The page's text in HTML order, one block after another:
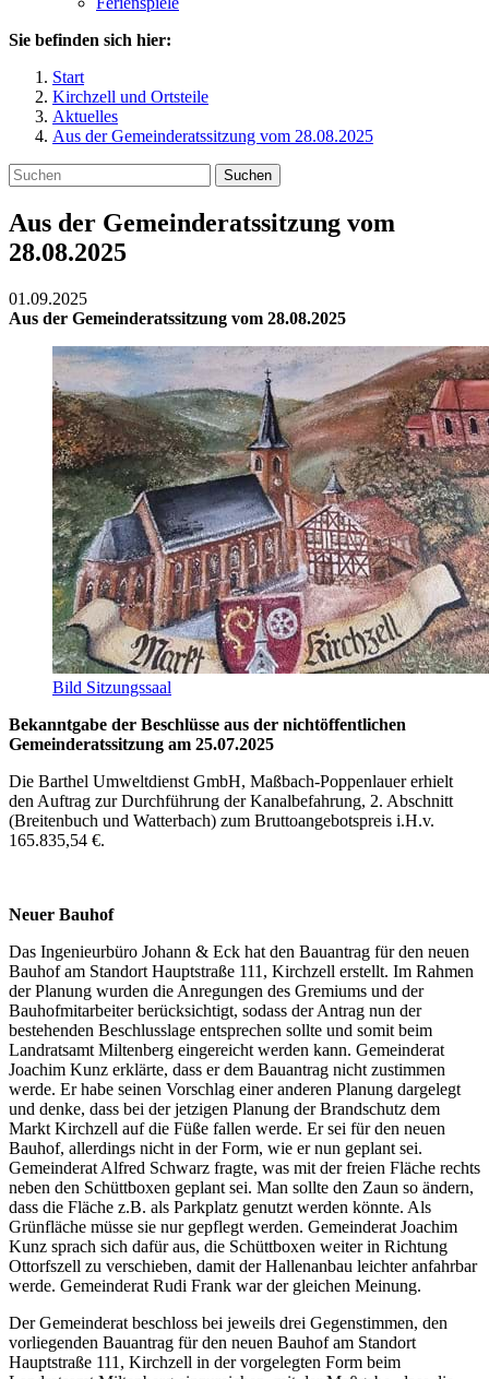
Sie befinden sich hier:
Start
Kirchzell und Ortsteile
Aktuelles
Aus der Gemeinderatssitzung vom 28.08.2025
Suchen
Aus der Gemeinderatssitzung vom
28.08.2025
01.09.2025
Aus der Gemeinderatssitzung vom 28.08.2025
Bild Sitzungssaal
Bekanntgabe der Beschlüsse aus der nichtöffentlichen
Gemeinderatssitzung am 25.07.2025
Die Barthel Umweltdienst GmbH, Maßbach-Poppenlauer erhielt
den Auftrag zur Durchführung der Kanalbefahrung, 2. Abschnitt
(Breitenbuch und Watterbach) zum Bruttoangebotspreis i.H.v.
165.835,54 €.
Neuer Bauhof
Das Ingenieurbüro Johann & Eck hat den Bauantrag für den neuen
Bauhof am Standort Hauptstraße 111, Kirchzell erstellt. Im Rahmen
der Planung wurden die Anregungen des Gremiums und der
Bauhofmitarbeiter berücksichtigt, sodass der Antrag nun der
bestehenden Beschlusslage entsprechen sollte und somit beim
Landratsamt Miltenberg eingereicht werden kann. Gemeinderat
Joachim Kunz erklärte, dass er dem Bauantrag nicht zustimmen
werde. Er habe seinen Vorschlag einer anderen Planung dargelegt
und denke, dass bei der jetzigen Planung der Brandschutz dem
Markt Kirchzell auf die Füße fallen werde. Er sei für den neuen
Bauhof, allerdings nicht in der Form, wie er nun geplant sei.
Gemeinderat Alfred Schwarz fragte, was mit der freien Fläche rechts
neben den Schüttboxen geplant sei. Man sollte den Zaun so ändern,
dass die Fläche z.B. als Parkplatz genutzt werden könnte. Als
Grünfläche müsse sie nur gepflegt werden. Gemeinderat Joachim
Kunz sprach sich dafür aus, die Schüttboxen weiter in Richtung
Ottorfszell zu verschieben, damit der Hallenanbau leichter anfahrbar
werde. Gemeinderat Rudi Frank war der gleichen Meinung.
Der Gemeinderat beschloss bei jeweils drei Gegenstimmen, den
vorliegenden Bauantrag für den neuen Bauhof am Standort
Hauptstraße 111, Kirchzell in der vorgelegten Form beim